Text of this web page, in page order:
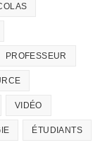
PROFESSEUR
VIDÉO
ÉTUDIANTS